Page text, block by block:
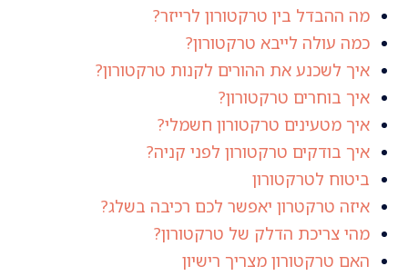
מה ההבדל בין טרקטורון לרייזר?
כמה עולה לייבא טרקטורון?
איך לשכנע את ההורים לקנות טרקטורון?
איך בוחרים טרקטורון?
איך מטעינים טרקטורון חשמלי?
איך בודקים טרקטורון לפני קניה?
ביטוח לטרקטורון
איזה טרקטרון יאפשר לכם רכיבה בשלג?
מהי צריכת הדלק של טרקטורון?
האם טרקטורון מצריך רישיון